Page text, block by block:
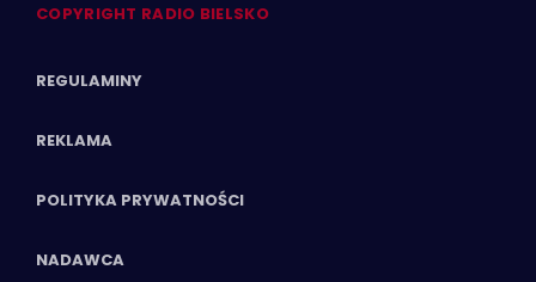
COPYRIGHT RADIO BIELSKO
REGULAMINY
REKLAMA
POLITYKA PRYWATNOŚCI
NADAWCA